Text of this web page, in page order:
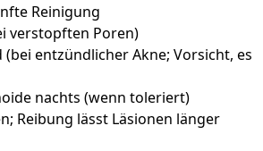
Reinigung
verstopften Poren)
(bei entzündlicher Akne; Vorsicht, es
nachts (wenn toleriert)
Reibung lässt Läsionen länger